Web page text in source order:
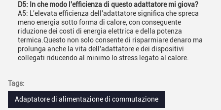
D5: In che modo l'efficienza di questo adattatore mi giova?
A5: L'elevata efficienza dell'adattatore significa che spreca
meno energia sotto forma di calore, con conseguente
riduzione dei costi di energia elettrica e della potenza
termica.Questo non solo consente di risparmiare denaro ma
prolunga anche la vita dell'adattatore e dei dispositivi
collegati riducendo al minimo lo stress legato al calore.
Tags:
Adaptatore di alimentazione di commutazione